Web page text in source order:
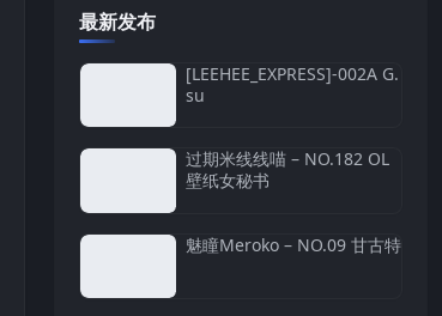
最新发布
[LEEHEE_EXPRESS]-002A G.
su
过期米线线喵 – NO.182 OL
壁纸女秘书
魅瞳Meroko – NO.09 甘古特